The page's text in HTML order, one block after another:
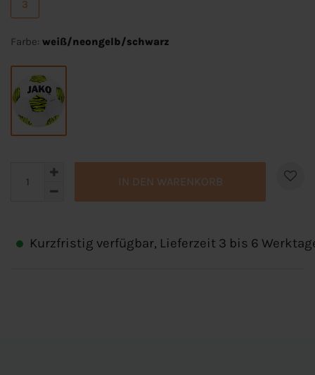
3
Farbe: weiß/neongelb/schwarz
IN DEN WARENKORB
Kurzfristig verfügbar, Lieferzeit 3 bis 6